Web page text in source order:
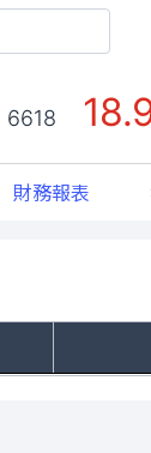
6618
財務報表